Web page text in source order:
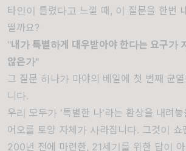
타인이 틀렸다고 느낄 때, 이 질문을 한번
떨까요?
"내가 특별하게 대우받아야 한다는 요구가
않은가"
그 질문 하나가 마야의 베일에 첫 번째 균
니다.
우리 모두가 '특별한 나'라는 환상을 내려놓
어오를 토양 자체가 사라집니다. 그것이 쇼
200년 전에 마련한, 21세기를 위한 답이